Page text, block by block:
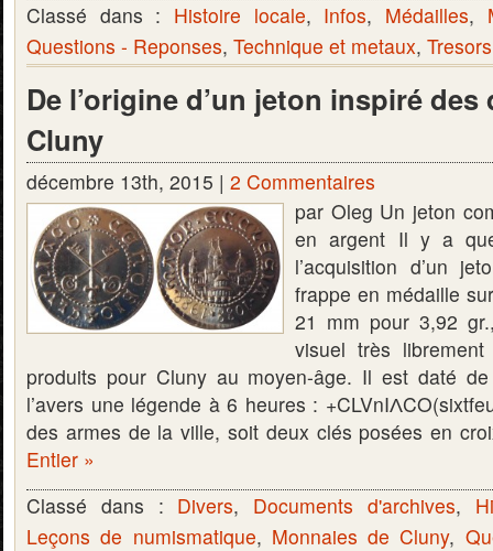
Classé dans : Histoire locale, Infos, Médailles,
Questions - Reponses, Technique et metaux,
De l’origine d’un jeton inspiré des
Cluny
décembre 13th, 2015 | 2 Commentaires
par Oleg Un jeton
en argent Il y a
l’acquisition d’un
frappe en médaille
21 mm pour 3,92
visuel très
produits pour Cluny au moyen-âge. Il est daté
l’avers une légende à 6 heures :
des armes de la ville, soit deux clés posées en
Entier »
Classé dans : Divers, Documents d'archives,
Leçons de numismatique, Monnaies de Cluny,